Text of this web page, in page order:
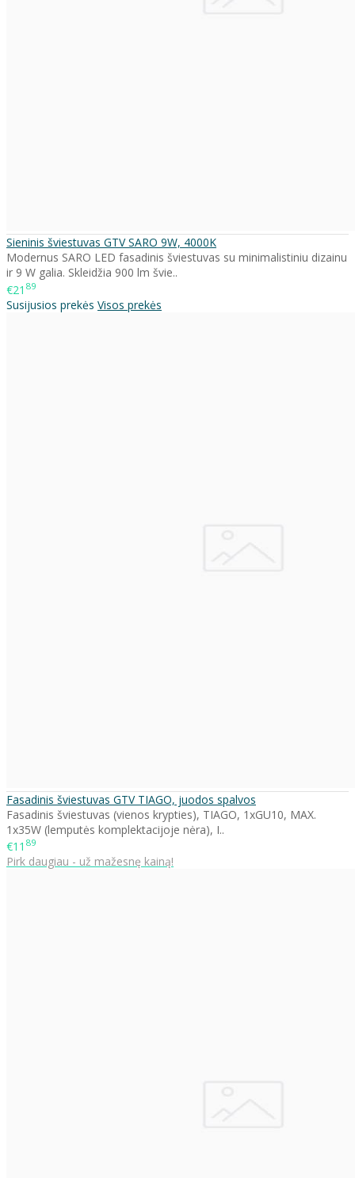
Sieninis šviestuvas GTV SARO 9W, 4000K
Modernus SARO LED fasadinis šviestuvas su minimalistiniu dizainu
ir 9 W galia. Skleidžia 900 lm švie..
€21 89
Susijusios prekės Visos prekės
Fasadinis šviestuvas GTV TIAGO, juodos spalvos
Fasadinis šviestuvas (vienos krypties), TIAGO, 1xGU10, MAX.
1x35W (lemputės komplektacijoje nėra), I..
€11 89
Pirk daugiau - už mažesnę kainą!